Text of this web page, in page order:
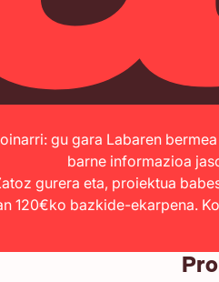
gu gara Labaren
barne informazioa
gurera eta, proiektua
120€ko bazkide-ekarpena.